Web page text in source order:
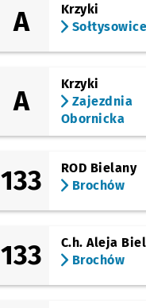
(Grabiszyńska)
Pereca
(Grabiszyńska)
Pl. Srebrny
Bzowa (Centrum
(Grabiszyńska)
Hutmen
(Klecińska)
A
Krzyki
Sołtysowice
A
Krzyki
Zajezdnia
Obornicka
133
ROD Bielany
Brochów
133
C.h. Aleja
Brochów